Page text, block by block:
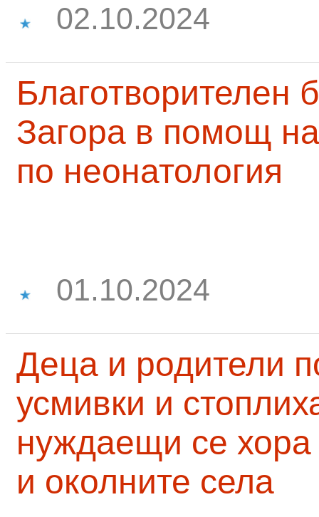
02.10.2024
Благотворителен
Загора в помощ
по неонатология
01.10.2024
Деца и родители
усмивки и
нуждаещи се
и околните села